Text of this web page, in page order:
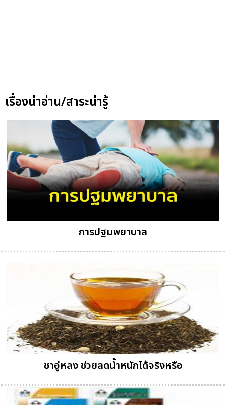
เรื่องน่าอ่าน/สาระน่ารู้
การปฐมพยาบาล
ชาอู่หลง ช่วยลดน้ำหนักได้จริงหรือ